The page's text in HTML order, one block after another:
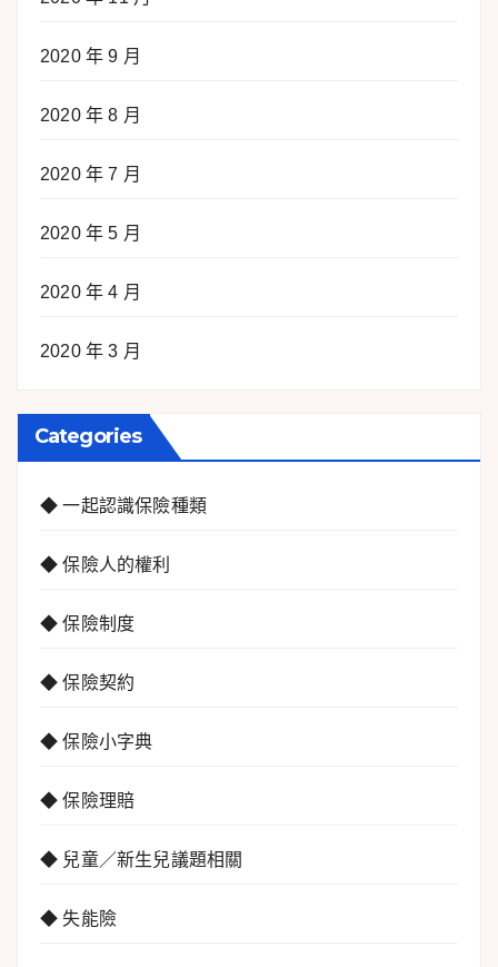
2020 年 9 月
2020 年 8 月
2020 年 7 月
2020 年 5 月
2020 年 4 月
2020 年 3 月
Categories
◆ 一起認識保險種類
◆ 保險人的權利
◆ 保險制度
◆ 保險契約
◆ 保險小字典
◆ 保險理賠
◆ 兒童／新生兒議題相關
◆ 失能險